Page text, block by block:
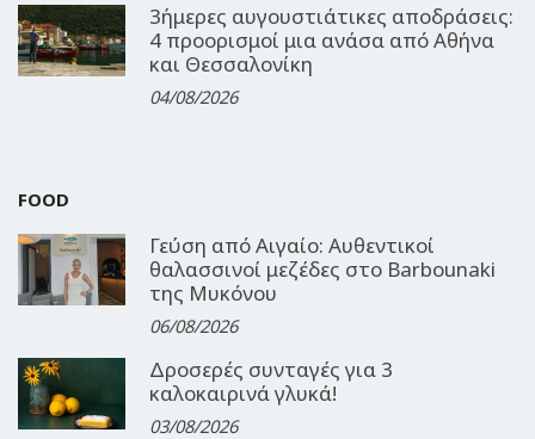
3ήμερες αυγουστιάτικες αποδράσεις:
4 προορισμοί μια ανάσα από Αθήνα
και Θεσσαλονίκη
04/08/2026
FOOD
Γεύση από Αιγαίο: Αυθεντικοί
θαλασσινοί μεζέδες στο Barbounaki
της Μυκόνου
06/08/2026
Δροσερές συνταγές για 3
καλοκαιρινά γλυκά!
03/08/2026